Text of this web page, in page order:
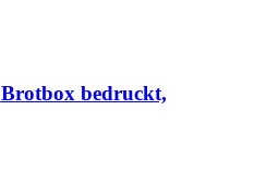
Brotbox bedruckt,